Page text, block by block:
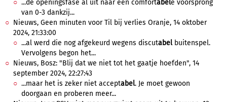
...de openingsfase al uit naar een comfortabele voorsprong
van 0-3 dankzij...
Nieuws, Geen minuten voor Til bij verlies Oranje, 14 oktober
2024, 21:33:00
...al werd die nog afgekeurd wegens discutabelbuitenspel.
Vervolgens begon het...
Nieuws, Bosz: "Blij dat we niet tot het gaatje hoefden", 14
september 2024, 22:27:43
...maar het is zeker niet acceptabel. Je moet gewoon
doorgaan en proberen meer...